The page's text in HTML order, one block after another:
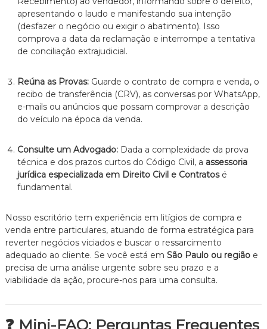
apresentando o laudo e manifestando sua intenção
(desfazer o negócio ou exigir o abatimento). Isso
comprova a data da reclamação e interrompe a tentativa
de conciliação extrajudicial.
Reúna as Provas:Guarde o contrato de compra e venda, o
recibo de transferência (CRV), as conversas por WhatsApp,
e-mails ou anúncios que possam comprovar a descrição
do veículo na época da venda.
Consulte um Advogado:Dada a complexidade da prova
técnica e dos prazos curtos do Código Civil, a assessoria
jurídica especializada em Direito Civil e Contratosé
fundamental.
Nosso escritório tem experiência em litígios de compra e
venda entre particulares, atuando de forma estratégica para
reverter negócios viciados e buscar o ressarcimento
adequado ao cliente. Se você está em São Paulo ou regiãoe
precisa de uma análise urgente sobre seu prazo e a
viabilidade da ação, procure-nos para uma consulta.
❓ Mini-FAQ: Perguntas Frequentes